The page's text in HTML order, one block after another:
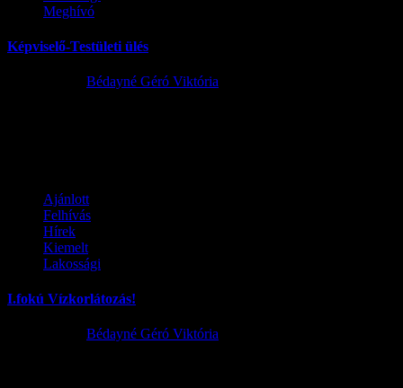
Meghívó
Képviselő-Testületi ülés
Bédayné Géró Viktória
Ajánlott
Felhívás
Hírek
Kiemelt
Lakossági
I.fokú Vízkorlátozás!
Bédayné Géró Viktória